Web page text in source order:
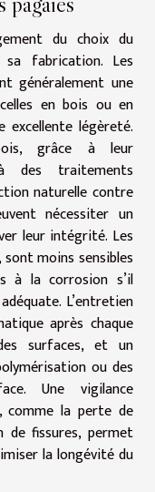
du choix du
fabrication. Les
généralement une
en bois ou en
légèreté.
grâce à leur
des traitements
naturelle contre
nécessiter un
leur intégrité. Les
moins sensibles
à la corrosion s’il
L’entretien
après chaque
surfaces, et un
ou des
Une vigilance
comme la perte de
de fissures, permet
la longévité du